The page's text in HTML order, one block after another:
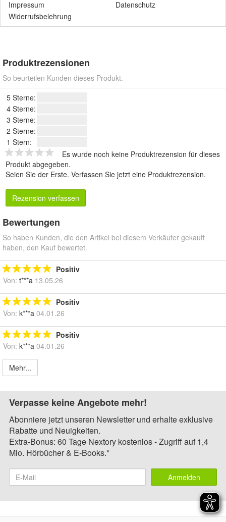
Impressum
Datenschutz
Widerrufsbelehrung
Produktrezensionen
So beurteilen Kunden dieses Produkt.
5 Sterne:
4 Sterne:
3 Sterne:
2 Sterne:
1 Stern:
Es wurde noch keine Produktrezension für dieses
Produkt abgegeben.
Seien Sie der Erste. Verfassen Sie jetzt eine Produktrezension.
Rezension verfassen
Bewertungen
So haben Kunden, die den Artikel bei diesem Verkäufer gekauft
haben, den Kauf bewertet.
Positiv
Von: t***a 13.05.26
Positiv
Von: k***a 04.01.26
Positiv
Von: k***a 04.01.26
Mehr...
Verpasse keine Angebote mehr!
Abonniere jetzt unseren Newsletter und erhalte exklusive
Rabatte und Neuigkeiten.
Extra-Bonus: 60 Tage Nextory kostenlos - Zugriff auf 1,4
Mio. Hörbücher & E-Books.*
Anmelden